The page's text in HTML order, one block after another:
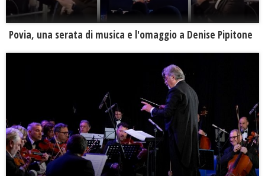
Povia, una serata di musica e l'omaggio a Denise Pipitone